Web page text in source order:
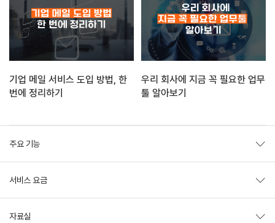
기업 메일 서비스 도입 방법, 한
번에 정리하기
우리 회사에 지금 꼭 필요한 업무
툴 알아보기
주요 기능
서비스 요금
자료실